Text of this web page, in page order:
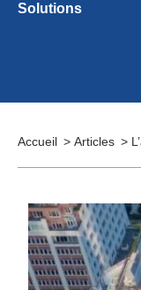
Solutions
Accueil Articles